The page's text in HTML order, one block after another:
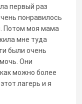
первый раз
понравилось
Потом моя мама
мне туда
были очень
Они
можно более
лагерь и я